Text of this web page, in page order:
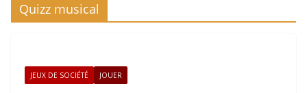
Quizz musical
JEUX DE SOCIÉTÉ JOUER